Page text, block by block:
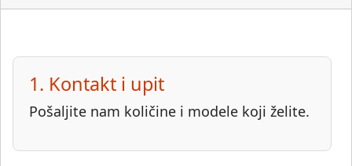
1. Kontakt i upit
Pošaljite nam količine i modele koji želite.